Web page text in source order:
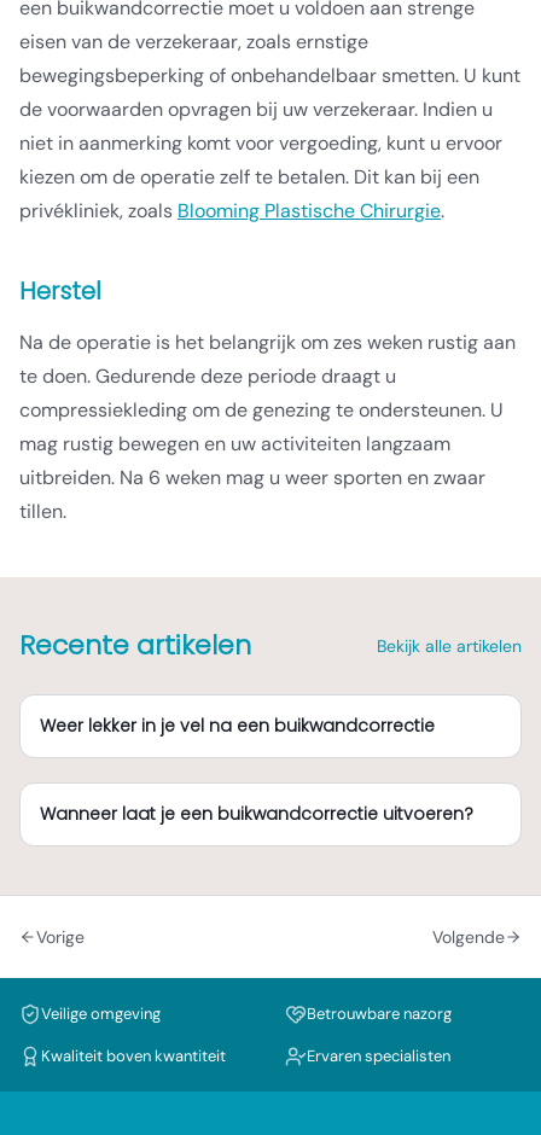
een buikwandcorrectie moet u voldoen aan strenge
eisen van de verzekeraar, zoals ernstige
bewegingsbeperking of onbehandelbaar smetten. U kunt
de voorwaarden opvragen bij uw verzekeraar. Indien u
niet in aanmerking komt voor vergoeding, kunt u ervoor
kiezen om de operatie zelf te betalen. Dit kan bij een
privékliniek, zoals Blooming Plastische Chirurgie.
Herstel
Na de operatie is het belangrijk om zes weken rustig aan
te doen. Gedurende deze periode draagt u
compressiekleding om de genezing te ondersteunen. U
mag rustig bewegen en uw activiteiten langzaam
uitbreiden. Na 6 weken mag u weer sporten en zwaar
tillen.
Recente artikelen Bekijk alle artikelen
Weer lekker in je vel na een buikwandcorrectie
Wanneer laat je een buikwandcorrectie uitvoeren?
Vorige Volgende
Veilige omgeving Betrouwbare nazorg
Kwaliteit boven kwantiteit Ervaren specialisten